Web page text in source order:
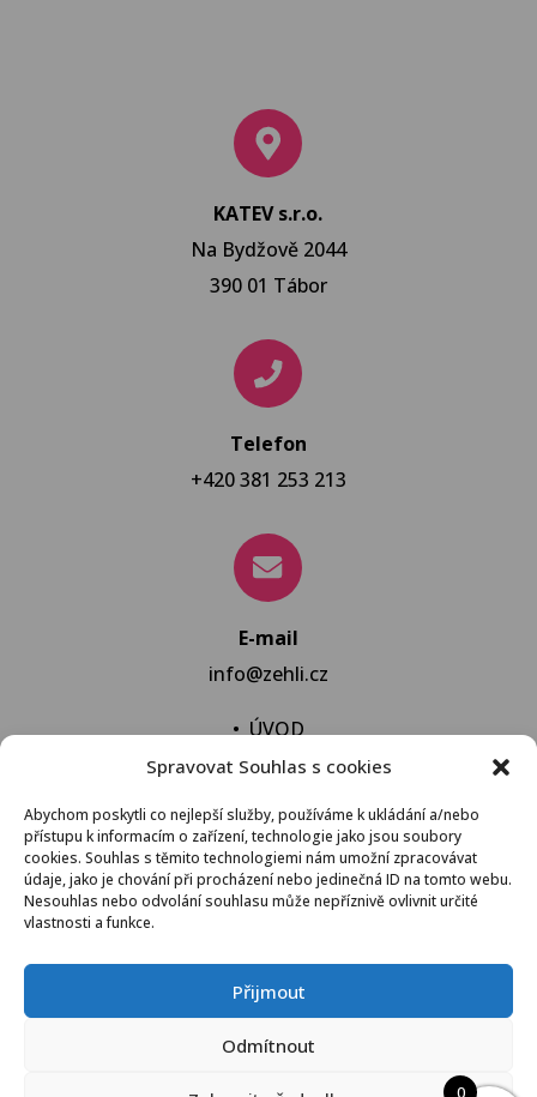
Spravovat Souhlas s cookies
Abychom poskytli co nejlepší služby, používáme k ukládání a/nebo
přístupu k informacím o zařízení, technologie jako jsou soubory
cookies. Souhlas s těmito technologiemi nám umožní zpracovávat
údaje, jako je chování při procházení nebo jedinečná ID na tomto webu.
Nesouhlas nebo odvolání souhlasu může nepříznivě ovlivnit určité
vlastnosti a funkce.
Přijmout
Odmítnout
KATEV s.r.o.
Na Bydžově 2044
390 01 Tábor
Telefon
+420 381 253 213
E-mail
info@zehli.cz
•ÚVOD
• NOVINKY
•NECHAT VYPRAT
•KONTAKT
VŠEOBECNÉ OBCHODNÍ PODMÍNKY
© 2021 Žehli.cz – Na praní a žehlení je život příliš
0